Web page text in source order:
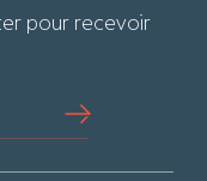
pour recevoir